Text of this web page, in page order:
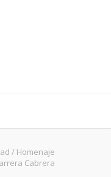
/ Homenaje
Cabrera